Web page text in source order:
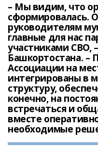
– Мы видим, что
сформировалась.
руководителям
главные для нас
участниками СВО,
Башкортостана. –
Ассоциации на
интегрированы в
структуру,
конечно, на
встречаться и
вместе
необходимые